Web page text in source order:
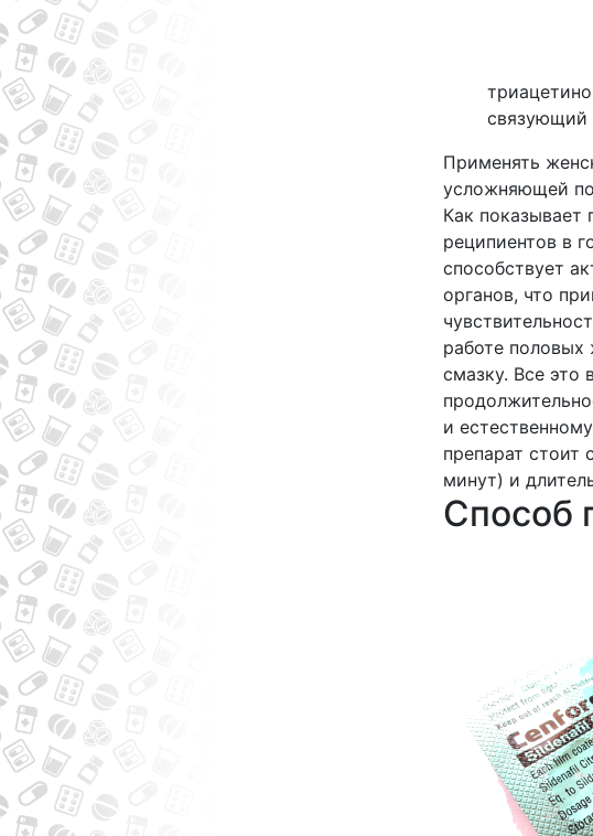
связующий
Применять
усложняющей
Как показывает
реципиентов в
способствует
органов, что
работе
смазку. Все это
и
препарат стоит
минут) и
Способ